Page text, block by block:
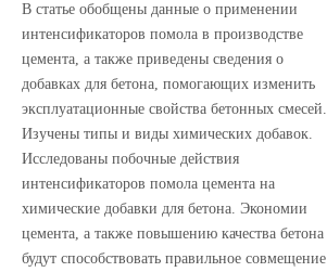
В статье обобщены данные о применении
интенсификаторов помола в производстве
цемента, а также приведены сведения о
добавках для бетона, помогающих изменить
эксплуатационные свойства бетонных смесей.
Изучены типы и виды химических добавок.
Исследованы побочные действия
интенсификаторов помола цемента на
химические добавки для бетона. Экономии
цемента, а также повышению качества бетона
будут способствовать правильное совмещение